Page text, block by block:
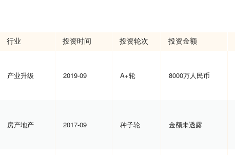
行业 投资时间 投资轮次 投资金额
产业升级 2019-09 A+轮 8000万人民币
房产地产 2017-09 种子轮 金额未透露